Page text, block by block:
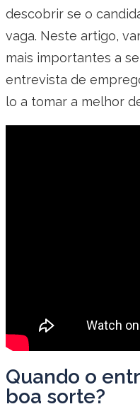
descobrir se o
vaga. Neste artigo,
mais importantes a
entrevista de
lo a tomar a melhor
Quando o
boa sorte?